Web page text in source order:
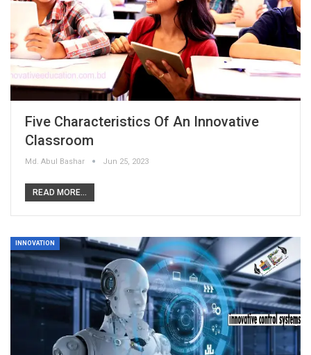
Five Characteristics Of An Innovative
Classroom
Md. Abul Bashar Jun 25, 2023
READ MORE...
INNOVATION